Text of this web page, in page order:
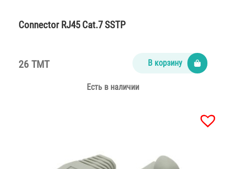
Connector RJ45 Cat.7 SSTP
26 TMT В корзину
Есть в наличии